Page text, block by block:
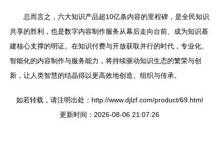
总而言之，六大知识产品超10亿条内容的里程碑，是全民知识
共享的胜利，也是数字内容制作服务从幕后走向台前、成为知识基
建核心支撑的明证。在知识付费与开放获取并行的时代，专业化、
智能化的内容制作与服务能力，将持续驱动知识生态的繁荣与创
新，让人类智慧的结晶得以更高效地创造、组织与传承。
如若转载，请注明出处：http://www.djlzf.com/product/69.html
更新时间：2026-08-06 21:07:26